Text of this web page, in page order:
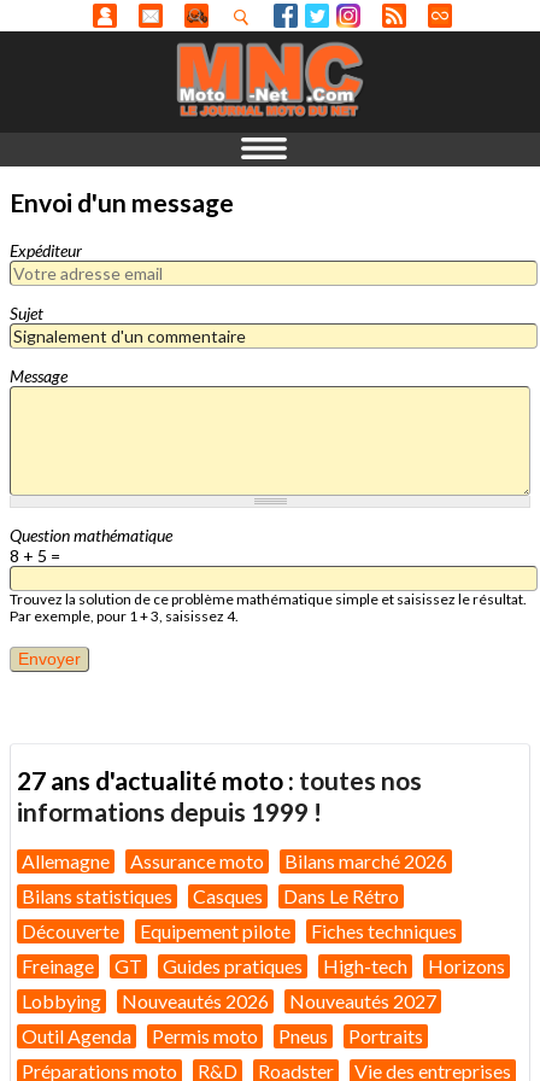
Envoi d'un message
Expéditeur
Sujet
Message
Question mathématique
8 + 5 =
Trouvez la solution de ce problème mathématique simple et saisissez le résultat.
Par exemple, pour 1 + 3, saisissez 4.
27 ans d'actualité moto : toutes nos
informations depuis 1999 !
Allemagne Assurance moto
Bilans marché 2026
Bilans statistiques
Casques
Dans Le Rétro
Découverte
Equipement pilote
Fiches techniques
Freinage
GT Guides pratiques High-tech
Horizons
Lobbying
Nouveautés 2026
Nouveautés 2027
Outil Agenda
Permis moto Pneus
Portraits
Préparations moto
R&D Roadster Vie des entreprises